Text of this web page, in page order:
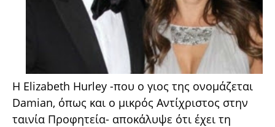
H Elizabeth Hurley -που ο γιος της ονομάζεται
Damian, όπως και ο μικρός Αντίχριστος στην
ταινία Προφητεία- αποκάλυψε ότι έχει τη